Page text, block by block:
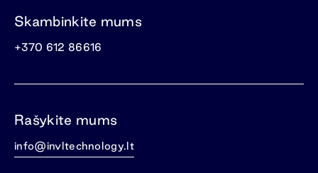
Skambinkite mums
+370 612 86616
Rašykite mums
info@invltechnology.lt